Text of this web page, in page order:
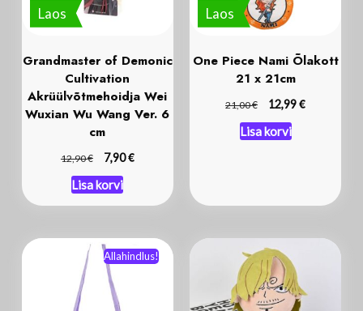
Laos
Grandmaster of Demonic
Cultivation
Akrüülvõtmehoidja Wei
Wuxian Wu Wang Ver. 6
cm
12,90€ 7,90€
Lisa korvi
Laos
One Piece Nami Õlakott
21 x 21cm
21,00€ 12,99€
Lisa korvi
Allahindlus!